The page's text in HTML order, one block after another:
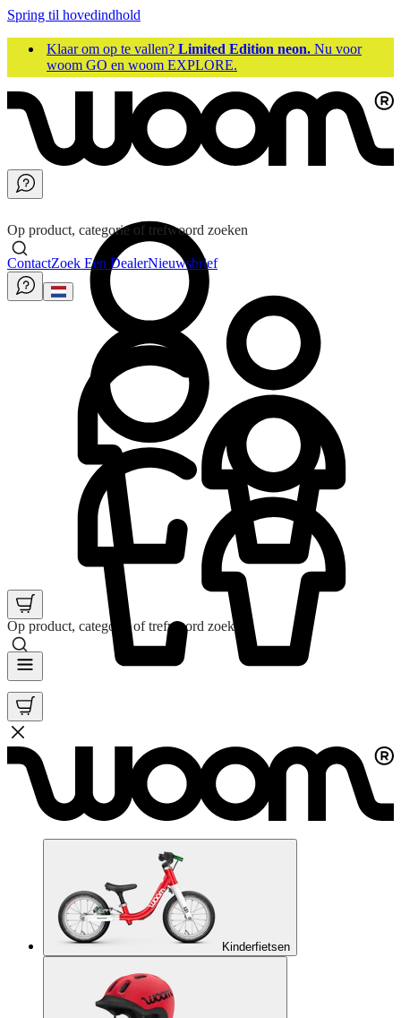
Spring til hovedindhold
Klaar om op te vallen? Limited Edition neon. Nu voor
woom GO en woom EXPLORE.
Op product, categorie of trefwoord zoeken
Op product, categorie of trefwoord zoeken
ContactZoek Een DealerNieuwsbrief
Kinderfietsen